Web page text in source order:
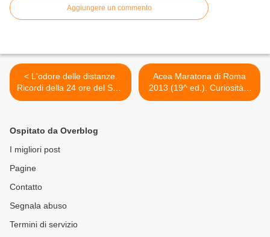
Aggiungere un commento
< L'odore delle distanze.
Ricordi della 24 ore del Sole
2012 (di Daniele Baranzini)
Acea Maratona di Roma
2013 (19^ ed.). Curiosità e
statistiche in attesa dello
Ospitato da Overblog
I migliori post
Pagine
Contatto
Segnala abuso
Termini di servizio